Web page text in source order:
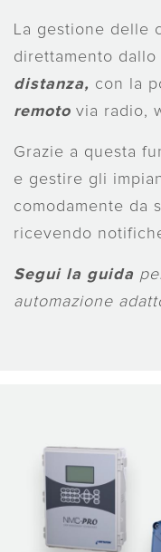
La gestione delle
direttamento dallo
distanza, con la
remoto via radio,
Grazie a questa
e gestire gli
comodamente da
ricevendo
Segui la guida
automazione